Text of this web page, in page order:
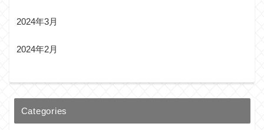
2024年3月
2024年2月
Categories